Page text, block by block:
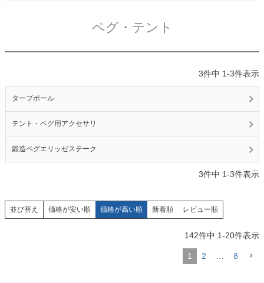
ペグ・テント
3件中 1-3件表示
タープポール
テント・ペグ用アクセサリ
鍛造ペグエリッゼステーク
3件中 1-3件表示
並び替え 価格が安い順 価格が高い順 新着順 レビュー順
142件中 1-20件表示
1 2 8